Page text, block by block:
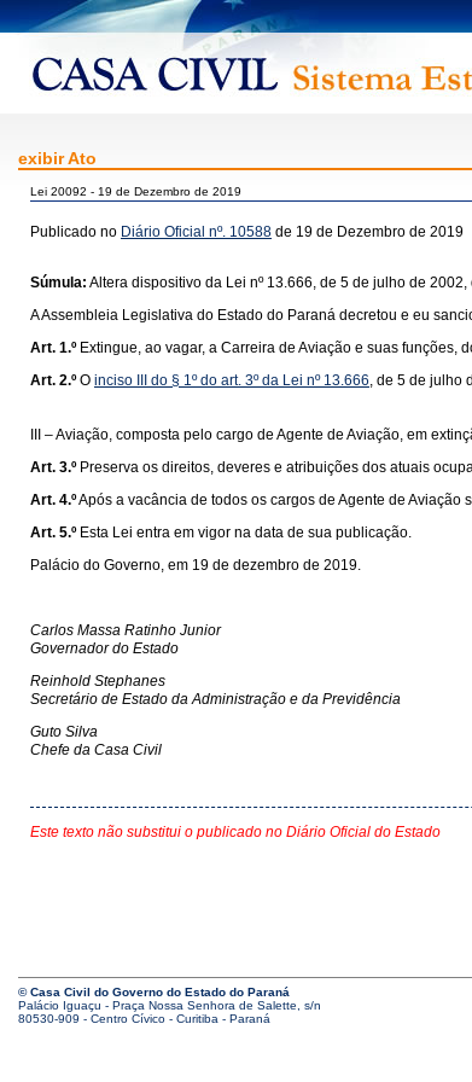
exibir Ato
Lei 20092 - 19 de Dezembro de 2019
Publicado no Diário Oficial nº. 10588 de 19 de Dezembro de 2019
Súmula: Altera dispositivo da Lei nº 13.666, de 5 de julho de
A Assembleia Legislativa do Estado do Paraná decretou e eu
Art. 1.º Extingue, ao vagar, a Carreira de Aviação e suas funções,
Art. 2.º O inciso III do § 1º do art. 3º da Lei nº 13.666, de 5 de julho
III – Aviação, composta pelo cargo de Agente de Aviação, em
Art. 3.º Preserva os direitos, deveres e atribuições dos atuais
Art. 4.ºApós a vacância de todos os cargos de Agente de
Art. 5.º Esta Lei entra em vigor na data de sua publicação.
Palácio do Governo, em 19 de dezembro de 2019.
Carlos Massa Ratinho Junior
Governador do Estado
Reinhold Stephanes
Secretário de Estado da Administração e da Previdência
Guto Silva
Chefe da Casa Civil
Este texto não substitui o publicado no Diário Oficial do Estado
© Casa Civil do Governo do Estado do Paraná
Palácio Iguaçu - Praça Nossa Senhora de Salette, s/n
80530-909 - Centro Cívico - Curitiba - Paraná